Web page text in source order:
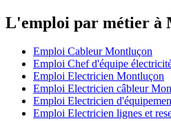
L'emploi par métier à
Emploi Cableur Montluçon
Emploi Chef d'équipe
Emploi Electricien Montluçon
Emploi Electricien câbleur
Emploi Electricien
Emploi Electricien lignes et